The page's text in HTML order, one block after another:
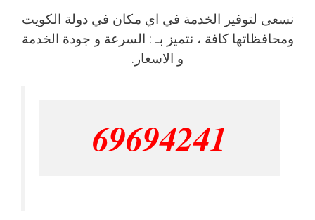
نسعى لتوفير الخدمة في اي مكان في دولة الكويت
ومحافظاتها كافة ، نتميز بـ : السرعة و جودة الخدمة
و الاسعار.
69694241